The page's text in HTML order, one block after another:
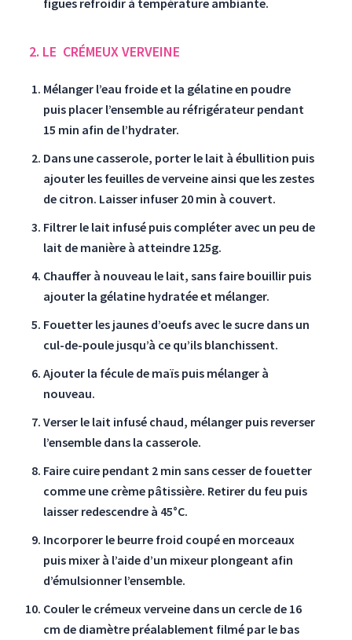
2. LE CRÉMEUX VERVEINE
Mélanger l’eau froide et la gélatine en poudre
puis placer l’ensemble au réfrigérateur pendant
15 min afin de l’hydrater.
Dans une casserole, porter le lait à ébullition puis
ajouter les feuilles de verveine ainsi que les zestes
de citron. Laisser infuser 20 min à couvert.
Filtrer le lait infusé puis compléter avec un peu de
lait de manière à atteindre 125g.
Chauffer à nouveau le lait, sans faire bouillir puis
ajouter la gélatine hydratée et mélanger.
Fouetter les jaunes d’oeufs avec le sucre dans un
cul-de-poule jusqu’à ce qu’ils blanchissent.
Ajouter la fécule de maïs puis mélanger à
nouveau.
Verser le lait infusé chaud, mélanger puis reverser
l’ensemble dans la casserole.
Faire cuire pendant 2 min sans cesser de fouetter
comme une crème pâtissière. Retirer du feu puis
laisser redescendre à 45°C.
Incorporer le beurre froid coupé en morceaux
puis mixer à l’aide d’un mixeur plongeant afin
d’émulsionner l’ensemble.
Couler le crémeux verveine dans un cercle de 16
cm de diamètre préalablement filmé par le bas